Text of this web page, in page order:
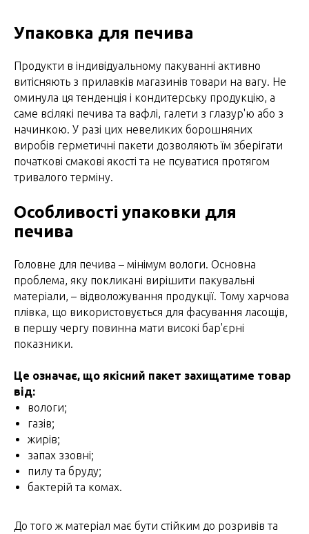
Упаковка для печива
Продукти в індивідуальному пакуванні активно
витісняють з прилавків магазинів товари на вагу. Не
оминула ця тенденція і кондитерську продукцію, а
саме всілякі печива та вафлі, галети з глазур'ю або з
начинкою. У разі цих невеликих борошняних
виробів герметичні пакети дозволяють їм зберігати
початкові смакові якості та не псуватися протягом
тривалого терміну.
Особливості упаковки для
печива
Головне для печива – мінімум вологи. Основна
проблема, яку покликані вирішити пакувальні
матеріали, – відволожування продукції. Тому харчова
плівка, що використовується для фасування ласощів,
в першу чергу повинна мати високі бар'єрні
показники.
Це означає, що якісний пакет захищатиме товар
від:
вологи;
газів;
жирів;
запах ззовні;
пилу та бруду;
бактерій та комах.
До того ж матеріал має бути стійким до розривів та